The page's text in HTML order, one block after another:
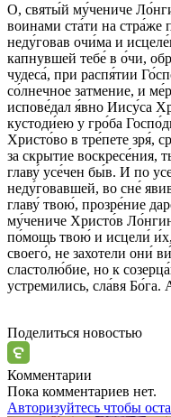
О, святы́й му́чениче
воинами ста́ти на стра́же
неду́говав очи́ма и
капнувшей тебе́ в о́чи,
чудеса́, при распя́тии
со́лнечное затмение, и
испове́дал я́вно Иису́са
кустоди́ею у гро́ба
Христо́во в тре́пете зря́,
за скрытие воскресе́ния,
главу́ усе́чен бы́в. И по
неду́говавшей, во сне́
главу́ твою́, прозре́ние
му́чениче Христо́в
по́мощь твою́ и исцели́
своего́, не захотели они́
сластолю́бие, но к
устремились, сла́вя Бо́га.
Поделиться новостью
Комментарии
Пока комментариев нет.
Авторизуйтесь чтобы